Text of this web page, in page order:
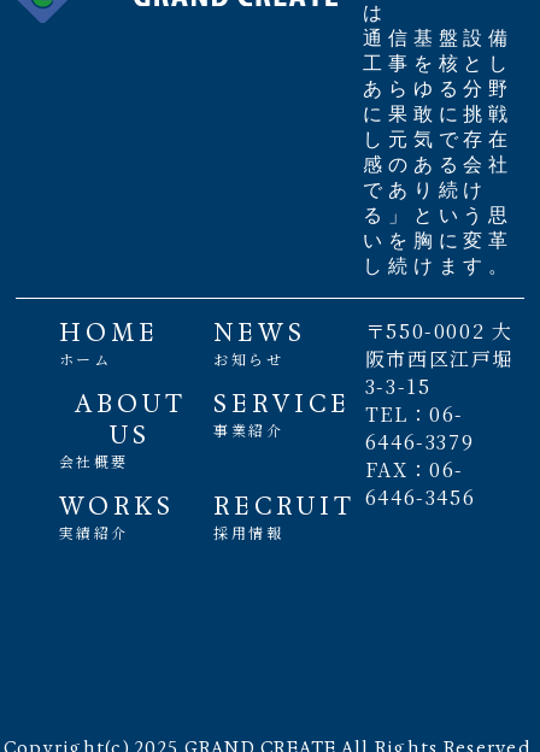
は
通信基盤設備
工事を核とし
あらゆる分野
に果敢に挑戦
し元気で存在
感のある会社
であり続け
る」という思
いを胸に変革
し続けます。
HOME
ホーム
NEWS
お知らせ
ABOUT
US
会社概要
SERVICE
事業紹介
WORKS
実績紹介
RECRUIT
採用情報
〒550-0002 大
阪市西区江戸堀
3-3-15
TEL：06-
6446-3379
FAX：06-
6446-3456